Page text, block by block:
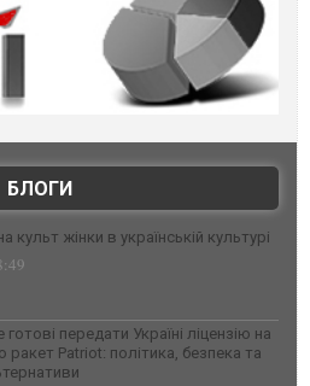
БЛОГИ
культ жінки в українській культурі
передати Україні ліцензію на
ракет Patriot: політика, безпека та